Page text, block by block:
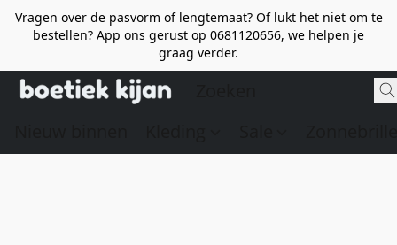
Vragen over de pasvorm of lengtemaat? Of lukt het niet om te
bestellen? App ons gerust op 0681120656, we helpen je
graag verder.